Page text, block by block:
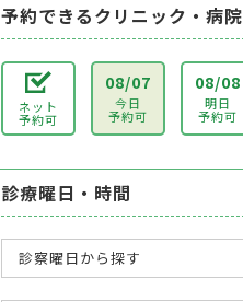
予約できるクリニック・病院
ネット
予約可
08/07
今日
予約可
08/08
明日
予約可
診療曜日・時間
診察曜日から探す